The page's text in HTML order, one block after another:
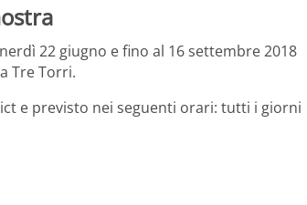
22 giugno e fino al 16 settembre 2018
Tre Torri.
e previsto nei seguenti orari: tutti i giorni